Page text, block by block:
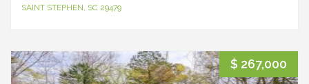
SAINT STEPHEN, SC 29479
$ 267,000